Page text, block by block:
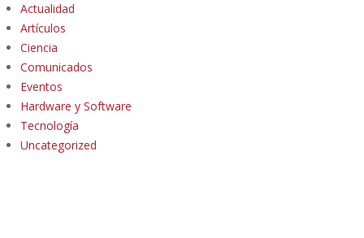
Actualidad
Artículos
Ciencia
Comunicados
Eventos
Hardware y Software
Tecnología
Uncategorized